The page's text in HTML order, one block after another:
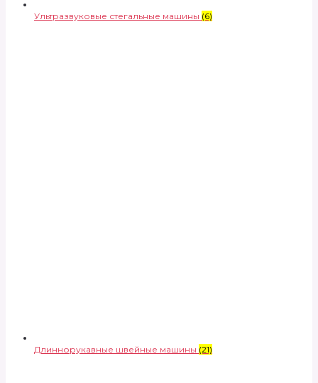
Ультразвуковые стегальные машины (6)
Длиннорукавные швейные машины (21)